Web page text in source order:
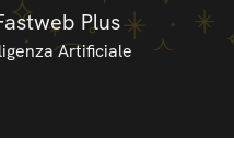
Plus
Artificiale